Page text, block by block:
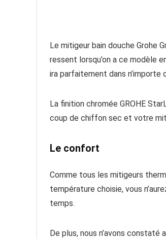
Le mitigeur bain douche Grohe
ressent lorsqu’on a ce modèle
ira parfaitement dans n’importe
La finition chromée GROHE
coup de chiffon sec et votre
Le confort
Comme tous les mitigeurs
température choisie, vous
temps.
De plus, nous n’avons